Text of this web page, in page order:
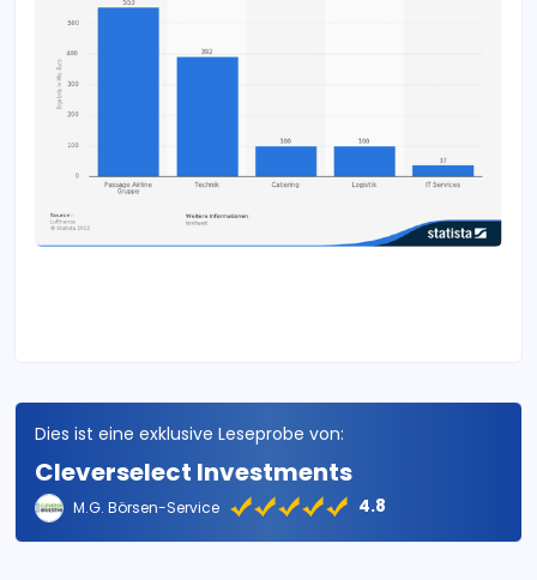
Dies ist eine exklusive Leseprobe von:
Cleverselect Investments
M.G. Börsen-Service 4.8